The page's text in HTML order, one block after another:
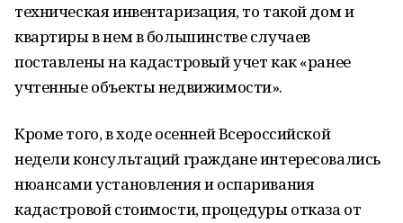
техническая инвентаризация, то такой дом и
квартиры в нем в большинстве случаев
поставлены на кадастровый учет как «ранее
учтенные объекты недвижимости».
Кроме того, в ходе осенней Всероссийской
недели консультаций граждане интересовались
нюансами установления и оспаривания
кадастровой стоимости, процедуры отказа от